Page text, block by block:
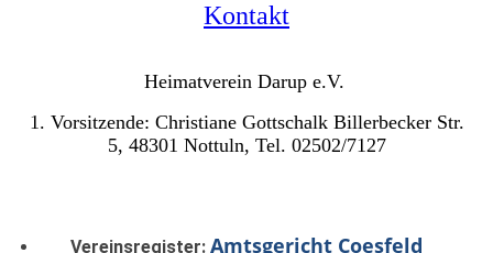
Kontakt
Heimatverein Darup e.V.
1. Vorsitzende: Christiane Gottschalk Billerbecker Str.
5, 48301 Nottuln, Tel. 02502/7127
Vereinsregister: Amtsgericht Coesfeld